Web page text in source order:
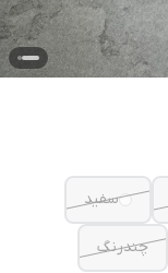
سفید
چندرنگ